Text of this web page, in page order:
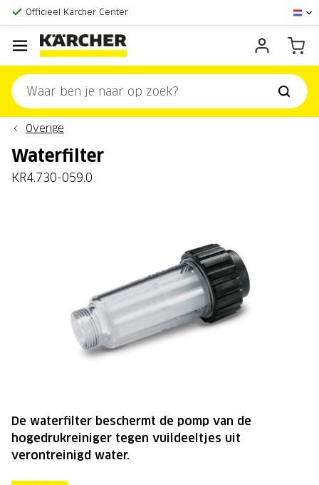
Klantenscore:9,3/10
Overige
Waterfilter
KR4.730-059.0
De waterfilter beschermt de pomp van de
hogedrukreiniger tegen vuildeeltjes uit
verontreinigd water.